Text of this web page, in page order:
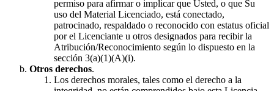
permiso para afirmar o implicar que Usted, o que Su
uso del Material Licenciado, está conectado,
patrocinado, respaldado o reconocido con estatus oficial
por el Licenciante u otros designados para recibir la
Atribución/Reconocimiento según lo dispuesto en la
sección 3(a)(1)(A)(i).
Otros derechos.
Los derechos morales, tales como el derecho a la